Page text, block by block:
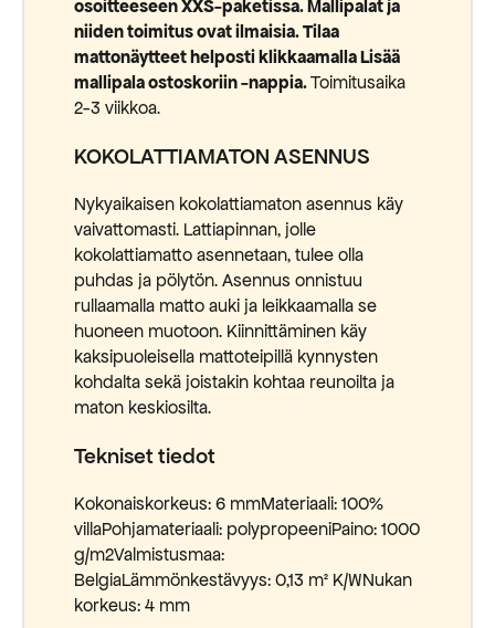
osoitteeseen XXS-paketissa. Mallipalat ja
niiden toimitus ovat ilmaisia. Tilaa
mattonäytteet helposti klikkaamalla Lisää
mallipala ostoskoriin -nappia.Toimitusaika
2-3 viikkoa.
KOKOLATTIAMATON ASENNUS
Nykyaikaisen kokolattiamaton asennus käy
vaivattomasti. Lattiapinnan, jolle
kokolattiamatto asennetaan, tulee olla
puhdas ja pölytön. Asennus onnistuu
rullaamalla matto auki ja leikkaamalla se
huoneen muotoon. Kiinnittäminen käy
kaksipuoleisella mattoteipillä kynnysten
kohdalta sekä joistakin kohtaa reunoilta ja
maton keskiosilta.
Tekniset tiedot
Kokonaiskorkeus: 6 mmMateriaali: 100%
villaPohjamateriaali: polypropeeniPaino: 1000
g/m2Valmistusmaa:
BelgiaLämmönkestävyys: 0,13 m² K/WNukan
korkeus: 4 mm